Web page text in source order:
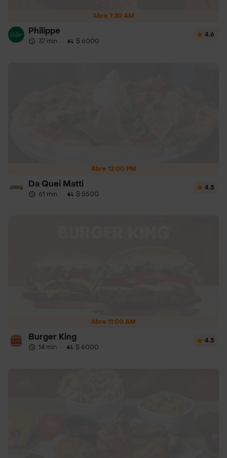
Abre 7:30 AM
Philippe
37 min · $ 6000
4.6
Abre 12:00 PM
Da Quei Matti
61 min · $ 5500
4.5
Abre 11:00 AM
Burger King
14 min · $ 6000
4.5